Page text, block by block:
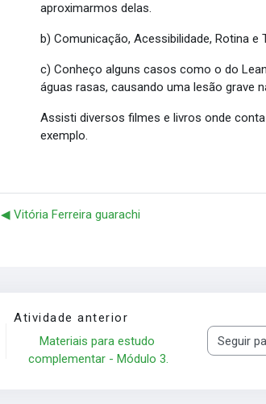
aproximarmos delas.
b) Comunicação, Acessibilidade, Rotina e
c) Conheço alguns casos como o do
águas rasas, causando uma lesão grave
Assisti diversos filmes e livros onde
exemplo.
◀︎ Vitória Ferreira guarachi
Atividade anterior
Materiais para estudo
complementar - Módulo 3.
Seguir